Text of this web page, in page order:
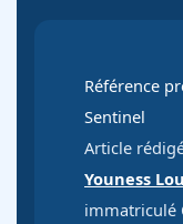
Référence
Sentinel
Article
Youness
immatriculé